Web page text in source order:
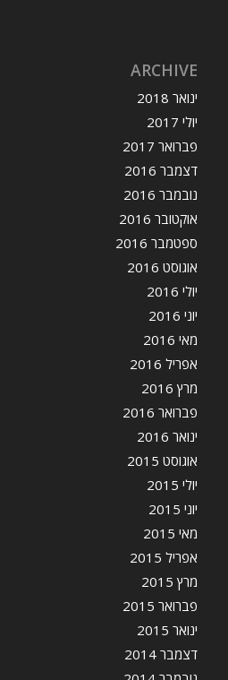
ARCHIVE
ינואר 2018
יולי 2017
פברואר 2017
דצמבר 2016
נובמבר 2016
אוקטובר 2016
ספטמבר 2016
אוגוסט 2016
יולי 2016
יוני 2016
מאי 2016
אפריל 2016
מרץ 2016
פברואר 2016
ינואר 2016
אוגוסט 2015
יולי 2015
יוני 2015
מאי 2015
אפריל 2015
מרץ 2015
פברואר 2015
ינואר 2015
דצמבר 2014